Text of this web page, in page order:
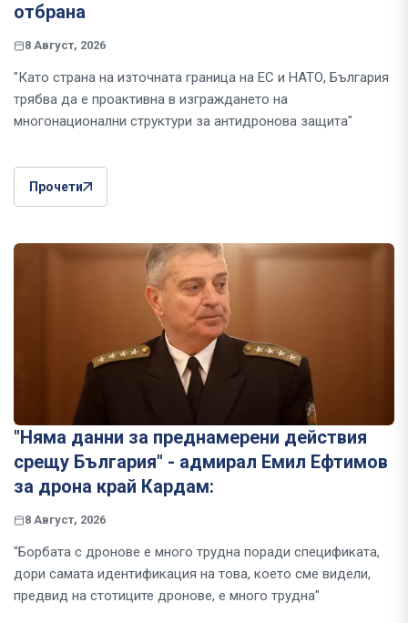
отбрана
8 Август, 2026
"Като страна на източната граница на ЕС и НАТО, България
трябва да е проактивна в изграждането на
многонационални структури за антидронова защита"
Прочети
"Няма данни за преднамерени действия
срещу България" - адмирал Емил Ефтимов
за дрона край Кардам:
8 Август, 2026
"Борбата с дронове е много трудна поради спецификата,
дори самата идентификация на това, което сме видели,
предвид на стотиците дронове, е много трудна"